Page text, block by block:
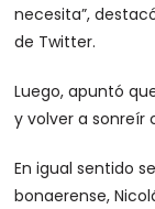
necesita”,
de Twitter.
Luego, apuntó
y volver a sonreír
En igual sentido
bonaerense,